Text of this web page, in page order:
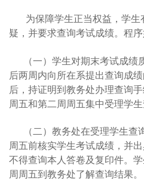
为保障学生正当权益，学
疑，并要求查询考试成绩。程序
（一）学生对期末考试成
后两周内向所在系提出查询成
后，持证明到教务处办理查询
周五和第二周周五集中受理学生
（二）教务处在受理学生查
周五前核实学生考试成绩，并
不得查询本人答卷及复印件。
周周五到教务处了解查询结果。